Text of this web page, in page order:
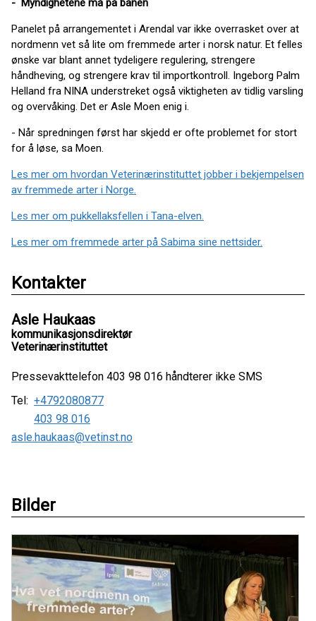
- Myndighetene må på banen
Panelet på arrangementet i Arendal var ikke overrasket over at
nordmenn vet så lite om fremmede arter i norsk natur. Et felles
ønske var blant annet tydeligere regulering, strengere
håndheving, og strengere krav til importkontroll. Ingeborg Palm
Helland fra NINA understreket også viktigheten av tidlig varsling
og overvåking. Det er Asle Moen enig i.
- Når spredningen først har skjedd er ofte problemet for stort
for å løse, sa Moen.
Les mer om hvordan Veterinærinstituttet jobber i bekjempelsen
av fremmede arter i Norge.
Les mer om pukkellaksfellen i Tana-elven.
Les mer om fremmede arter på Sabima sine nettsider.
Kontakter
Asle Haukaas
kommunikasjonsdirektør
Veterinærinstituttet
Pressevakttelefon 403 98 016 håndterer ikke SMS
Tel: +4792080877
403 98 016
asle.haukaas@vetinst.no
Bilder